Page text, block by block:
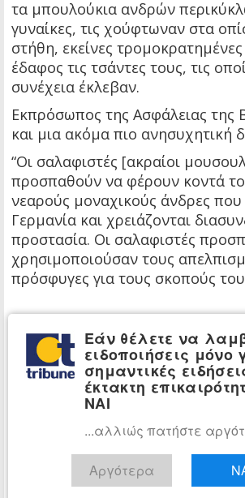
τα μπουλούκια ανδρών
γυναίκες, τις χούφτωναν στα
στήθη, εκείνες
έδαφος τις τσάντες τους, τις
συνέχεια έκλεβαν.
Εκπρόσωπος της Ασφάλειας της
και μια ακόμα πιο ανησυχητική
“Οι σαλαφιστές [ακραίοι
προσπαθούν να φέρουν κοντά
νεαρούς μοναχικούς άνδρες
Γερμανία και χρειάζονται
προστασία. Οι σαλαφιστές
χρησιμοποιούσαν τους
πρόσφυγες για τους σκοπούς
Εάν θέλετε να
ειδοποιήσεις μόνο
σημαντικές
έκτακτη
ΝΑΙ
...αλλιώς πατήστε
Αργότερα